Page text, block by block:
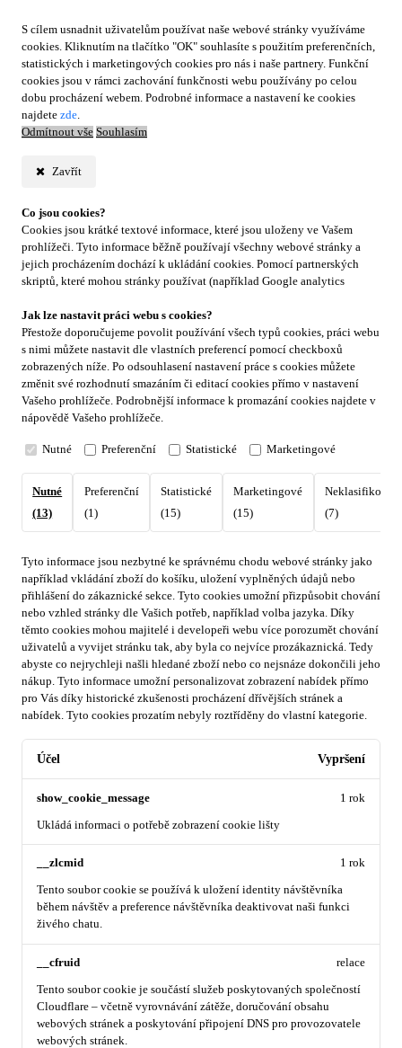
S cílem usnadnit uživatelům používat naše webové stránky využíváme
cookies. Kliknutím na tlačítko "OK" souhlasíte s použitím preferenčních,
statistických i marketingových cookies pro nás i naše partnery. Funkční
cookies jsou v rámci zachování funkčnosti webu používány po celou
dobu procházení webem. Podrobné informace a nastavení ke cookies
najdete zde.
Odmítnout vše Souhlasím
Zavřít
Co jsou cookies?
Cookies jsou krátké textové informace, které jsou uloženy ve Vašem
prohlížeči. Tyto informace běžně používají všechny webové stránky a
jejich procházením dochází k ukládání cookies. Pomocí partnerských
skriptů, které mohou stránky používat (například Google analytics
Jak lze nastavit práci webu s cookies?
Přestože doporučujeme povolit používání všech typů cookies, práci webu
s nimi můžete nastavit dle vlastních preferencí pomocí checkboxů
zobrazených níže. Po odsouhlasení nastavení práce s cookies můžete
změnit své rozhodnutí smazáním či editací cookies přímo v nastavení
Vašeho prohlížeče. Podrobnější informace k promazání cookies najdete v
nápovědě Vašeho prohlížeče.
Nutné Preferenční Statistické Marketingové
Nutné
(13)
Preferenční
(1)
Statistické
(15)
Marketingové
(15)
(7)
Tyto informace jsou nezbytné ke správnému chodu webové stránky jako
například vkládání zboží do košíku, uložení vyplněných údajů nebo
přihlášení do zákaznické sekce. Tyto cookies umožní přizpůsobit chování
nebo vzhled stránky dle Vašich potřeb, například volba jazyka. Díky
těmto cookies mohou majitelé i developeři webu více porozumět chování
uživatelů a vyvijet stránku tak, aby byla co nejvíce prozákaznická. Tedy
abyste co nejrychleji našli hledané zboží nebo co nejsnáze dokončili jeho
nákup. Tyto informace umožní personalizovat zobrazení nabídek přímo
pro Vás díky historické zkušenosti procházení dřívějších stránek a
nabídek. Tyto cookies prozatím nebyly roztříděny do vlastní kategorie.
Účel Vypršení
show_cookie_message
Ukládá informaci o potřebě zobrazení cookie lišty
1 rok
__zlcmid
Tento soubor cookie se používá k uložení identity návštěvníka
během návštěv a preference návštěvníka deaktivovat naši funkci
živého chatu.
1 rok
__cfruid
Tento soubor cookie je součástí služeb poskytovaných společností
Cloudflare – včetně vyrovnávání zátěže, doručování obsahu
webových stránek a poskytování připojení DNS pro provozovatele
webových stránek.
relace